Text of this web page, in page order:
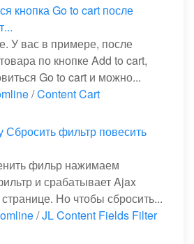
кнопка Go to cart после
У вас в примере, после
по кнопке Add to cart,
Go to cart и можно...
/Content Cart
Сбросить фильтр повесить
фильр нажимаем
и срабатывает Ajax
Но чтобы сбросить...
/JL Content Fields Filter